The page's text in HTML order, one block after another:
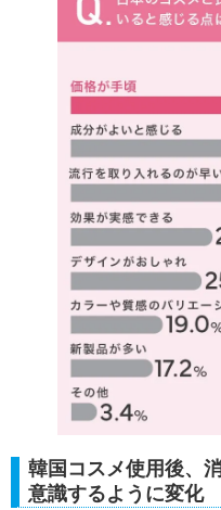
韓国コスメ使用後、
意識するように変化